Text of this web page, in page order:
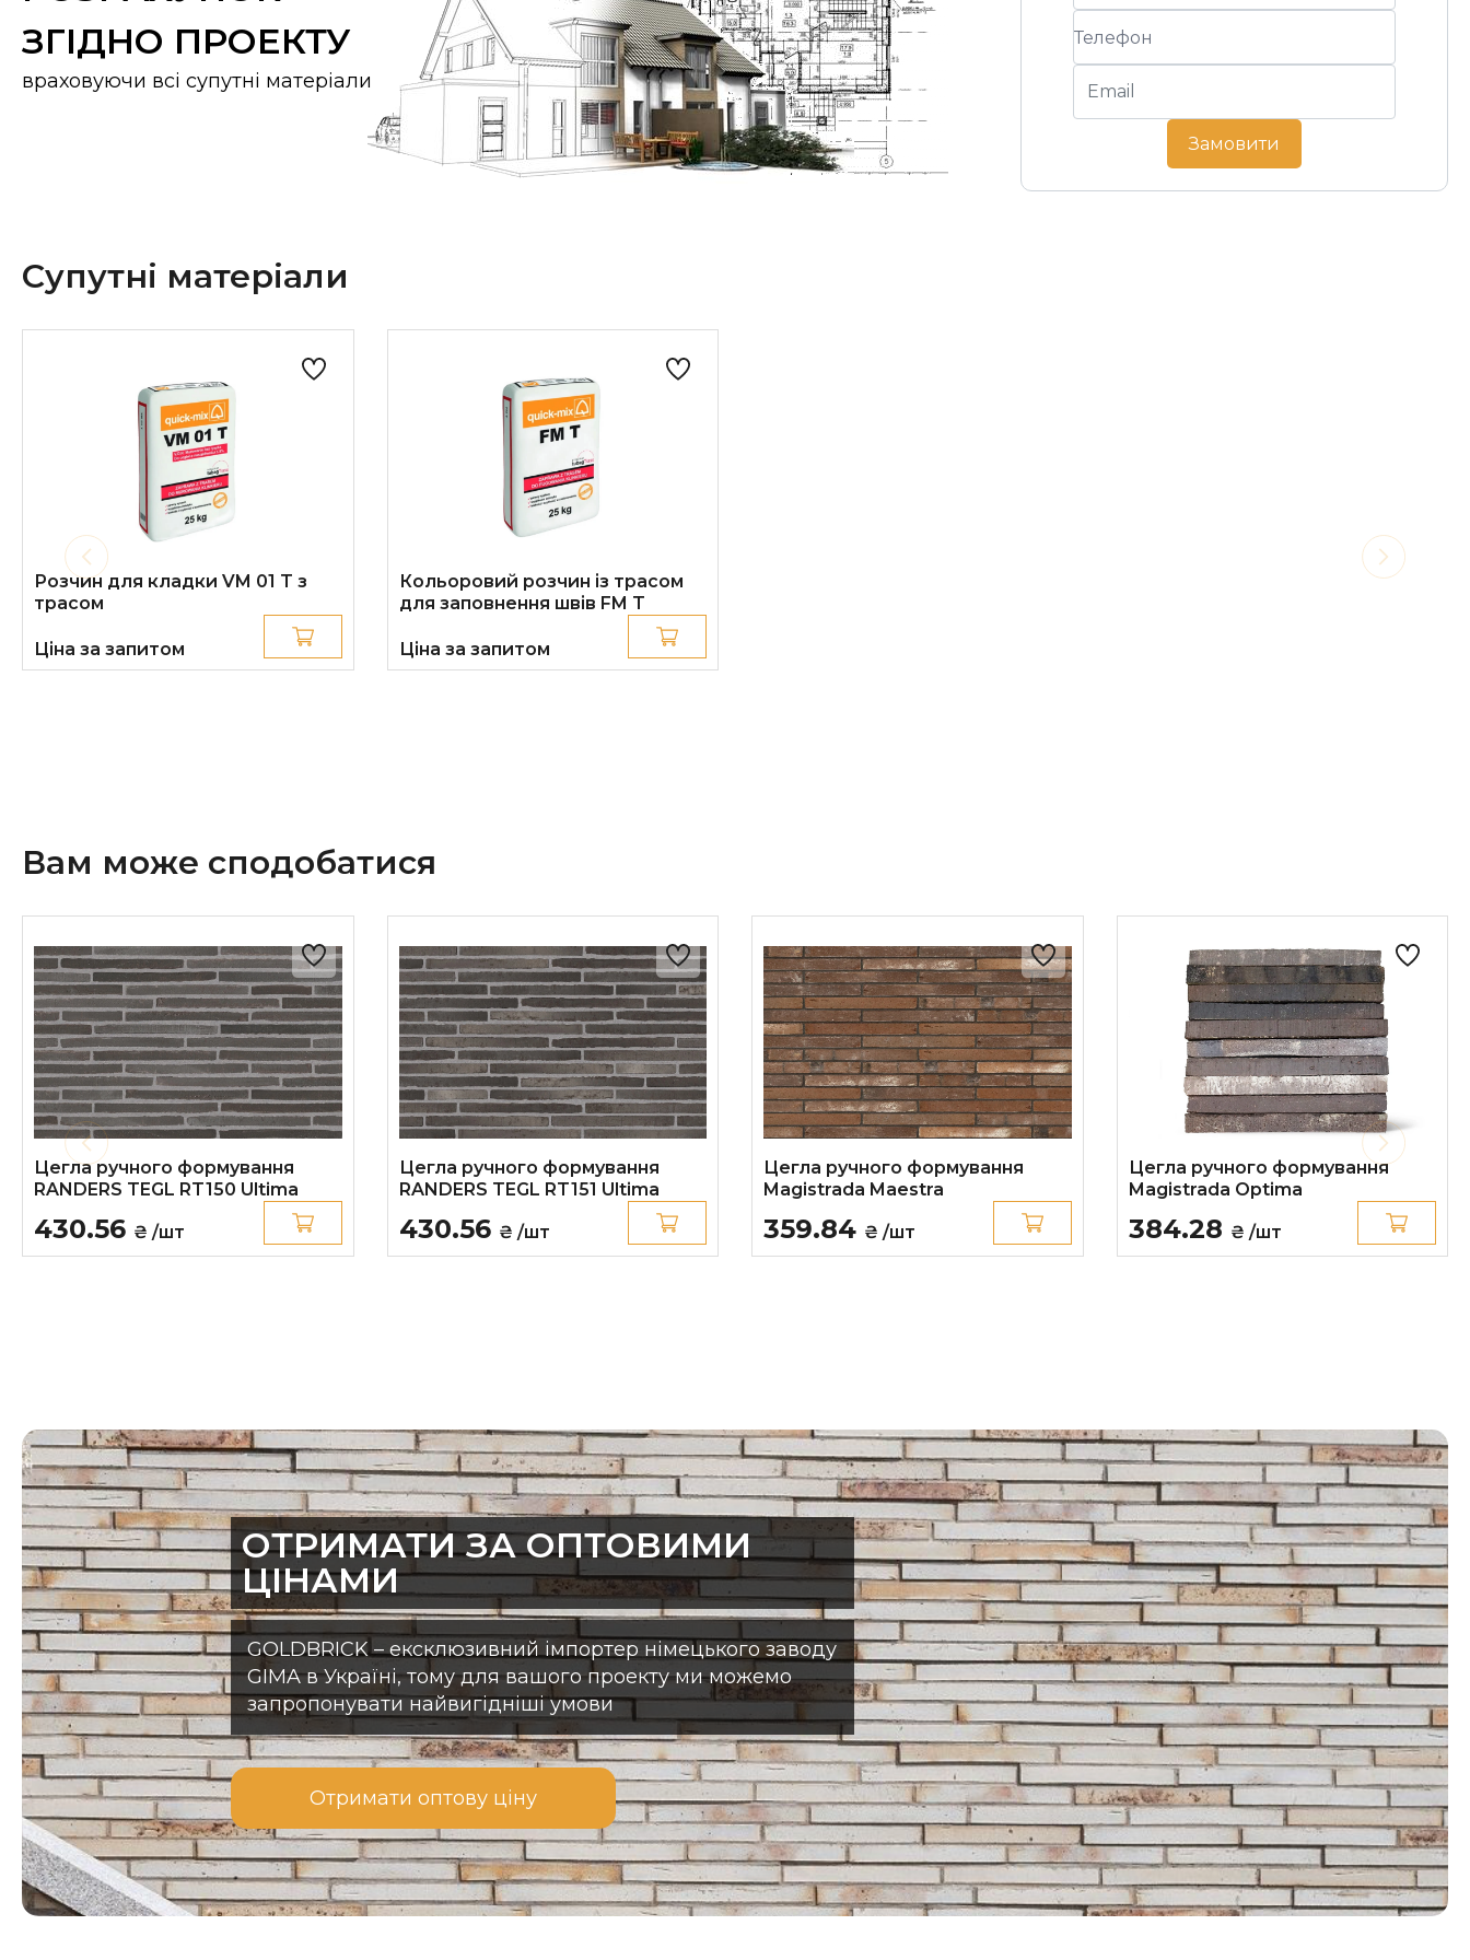
ЗГІДНО ПРОЕКТУ
враховуючи всі супутні матеріали
Замовити
Супутні матеріали
Розчин для кладки VM 01 T з
трасом
Ціна за запитом
Кольоровий розчин із трасом
для заповнення швів FM T
Ціна за запитом
Вам може сподобатися
Цегла ручного формування
RANDERS TEGL RT150 Ultima
430.56 ₴ /шт
Цегла ручного формування
RANDERS TEGL RT151 Ultima
430.56 ₴ /шт
Цегла ручного формування
Magistrada Maestra
359.84 ₴ /шт
Цегла ручного формування
Magistrada Optima
384.28 ₴ /шт
ОТРИМАТИ ЗА ОПТОВИМИ
ЦІНАМИ
GOLDBRICK – ексклюзивний імпортер німецького заводу
GIMA в Україні, тому для вашого проекту ми можемо
запропонувати найвигідніші умови
Отримати оптову ціну